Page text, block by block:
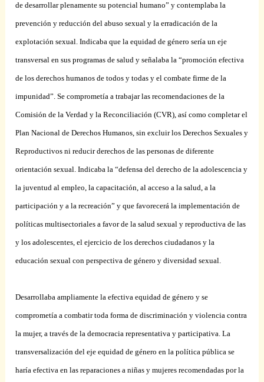
de desarrollar plenamente su potencial humano” y contemplaba la
prevención y reducción del abuso sexual y la erradicación de la
explotación sexual. Indicaba que la equidad de género sería un eje
transversal en sus programas de salud y señalaba la “promoción efectiva
de los derechos humanos de todos y todas y el combate firme de la
impunidad”. Se comprometía a trabajar las recomendaciones de la
Comisión de la Verdad y la Reconciliación (CVR), así como completar el
Plan Nacional de Derechos Humanos, sin excluir los Derechos Sexuales y
Reproductivos ni reducir derechos de las personas de diferente
orientación sexual. Indicaba la “defensa del derecho de la adolescencia y
la juventud al empleo, la capacitación, al acceso a la salud, a la
participación y a la recreación” y que favorecerá la implementación de
políticas multisectoriales a favor de la salud sexual y reproductiva de las
y los adolescentes, el ejercicio de los derechos ciudadanos y la
educación sexual con perspectiva de género y diversidad sexual.
Desarrollaba ampliamente la efectiva equidad de género y se
comprometía a combatir toda forma de discriminación y violencia contra
la mujer, a través de la democracia representativa y participativa. La
transversalización del eje equidad de género en la política pública se
haría efectiva en las reparaciones a niñas y mujeres recomendadas por la